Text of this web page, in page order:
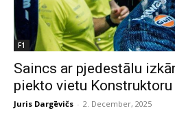
F1
Saincs ar pjedestālu
piekto vietu Konstruktoru
Juris Dargēvičs - 2. December, 2025